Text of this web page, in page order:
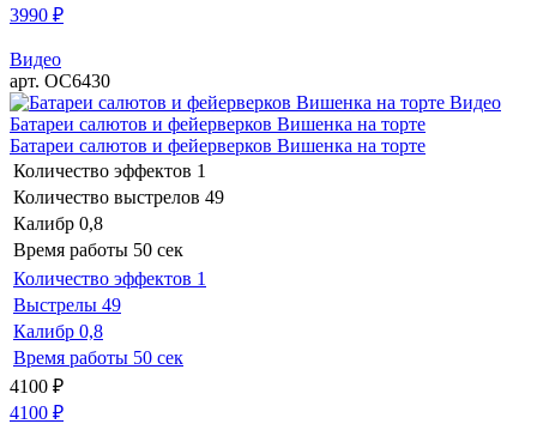
3990 ₽
Видео
арт. ОС6430
Видео
Батареи салютов и фейерверков Вишенка на торте
Батареи салютов и фейерверков Вишенка на торте
Количество эффектов 1
Количество выстрелов 49
Калибр 0,8
Время работы 50 сек
Количество эффектов 1
Выстрелы 49
Калибр 0,8
Время работы 50 сек
4100 ₽
4100 ₽